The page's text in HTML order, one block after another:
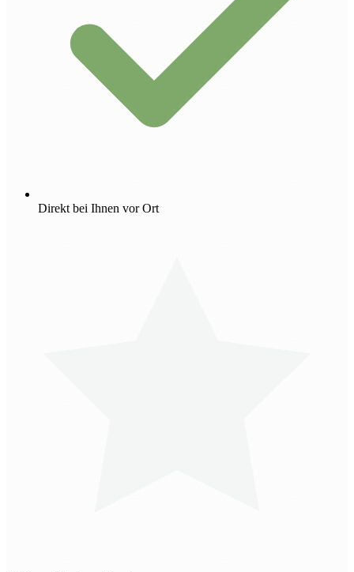
Direkt bei Ihnen vor Ort